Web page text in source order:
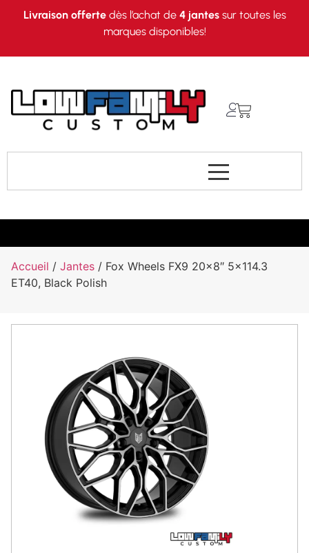
Livraison offertedès l’achat de 4 jantessur toutes les
marques disponibles!
Accueil / Jantes / Fox Wheels FX9 20×8″ 5×114.3
ET40, Black Polish